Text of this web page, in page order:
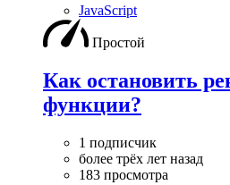
JavaScript
Простой
Как остановить
функции?
1 подписчик
более трёх лет назад
183 просмотра